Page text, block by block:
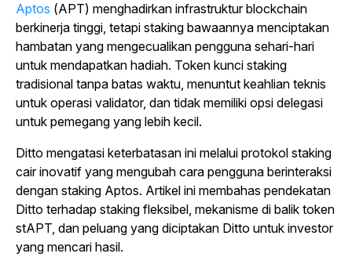
Aptos (APT) menghadirkan infrastruktur blockchain
berkinerja tinggi, tetapi staking bawaannya menciptakan
hambatan yang mengecualikan pengguna sehari-hari
untuk mendapatkan hadiah. Token kunci staking
tradisional tanpa batas waktu, menuntut keahlian teknis
untuk operasi validator, dan tidak memiliki opsi delegasi
untuk pemegang yang lebih kecil.
Ditto mengatasi keterbatasan ini melalui protokol staking
cair inovatif yang mengubah cara pengguna berinteraksi
dengan staking Aptos. Artikel ini membahas pendekatan
Ditto terhadap staking fleksibel, mekanisme di balik token
stAPT, dan peluang yang diciptakan Ditto untuk investor
yang mencari hasil.